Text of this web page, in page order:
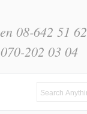
08-642 51 62
202 03 04